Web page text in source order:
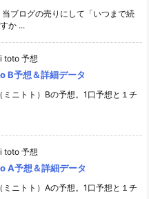
ブログの売りにして「いつまで続
か ...
toto 予想
予想＆詳細データ
ニトト）Bの予想。1口予想と１チ
toto 予想
A予想＆詳細データ
ニトト）Aの予想。1口予想と１チ